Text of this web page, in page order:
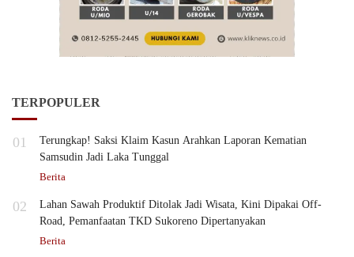
TERPOPULER
01
Terungkap! Saksi Klaim Kasun Arahkan Laporan Kematian
Samsudin Jadi Laka Tunggal
Berita
02
Lahan Sawah Produktif Ditolak Jadi Wisata, Kini Dipakai Off-
Road, Pemanfaatan TKD Sukoreno Dipertanyakan
Berita